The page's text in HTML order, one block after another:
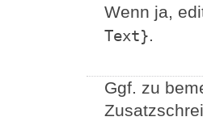
Wenn ja,
Text}.
Ggf. zu